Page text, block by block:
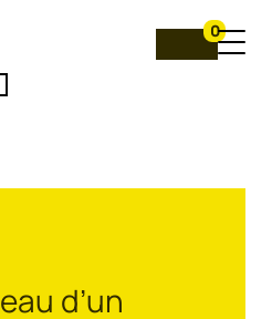
0
d’un